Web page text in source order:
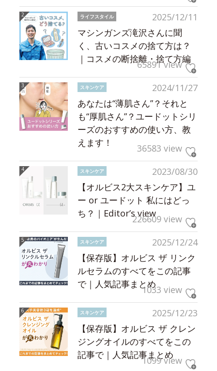
2025/12/11
ライフスタイル
マシンガンズ滝沢さんに聞
く、古いコスメの捨て方は？
｜コスメの断捨離・捨て方編
65891 view
2024/11/27
スキンケア
あなたは“薄肌さん”？それと
も“厚肌さん”？ユードットシリ
ーズのおすすめの使い方、教
えます！
36583 view
2023/08/30
スキンケア
【オルビス2大スキンケア】ユ
ー or ユードット 私にはどっ
ち？｜Editor’s view226609 view
2025/12/24
スキンケア
【保存版】オルビス ザ リンク
ルセラムのすべてをこの記事
で｜人気記事まとめ1033 view
2025/12/23
スキンケア
【保存版】オルビス ザ クレン
ジングオイルのすべてをこの
記事で｜人気記事まとめ
1099 view